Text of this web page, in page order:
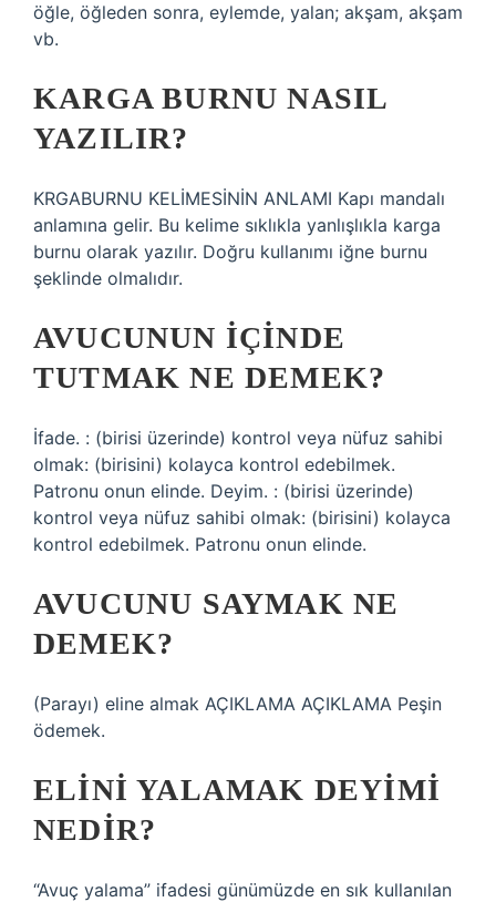
öğle, öğleden sonra, eylemde, yalan; akşam, akşam
vb.
KARGA BURNU NASIL
YAZILIR?
KRGABURNU KELİMESİNİN ANLAMI Kapı mandalı
anlamına gelir. Bu kelime sıklıkla yanlışlıkla karga
burnu olarak yazılır. Doğru kullanımı iğne burnu
şeklinde olmalıdır.
AVUCUNUN IÇINDE
TUTMAK NE DEMEK?
İfade. : (birisi üzerinde) kontrol veya nüfuz sahibi
olmak: (birisini) kolayca kontrol edebilmek.
Patronu onun elinde. Deyim. : (birisi üzerinde)
kontrol veya nüfuz sahibi olmak: (birisini) kolayca
kontrol edebilmek. Patronu onun elinde.
AVUCUNU SAYMAK NE
DEMEK?
(Parayı) eline almak AÇIKLAMA AÇIKLAMA Peşin
ödemek.
ELINI YALAMAK DEYIMI
NEDIR?
“Avuç yalama” ifadesi günümüzde en sık kullanılan